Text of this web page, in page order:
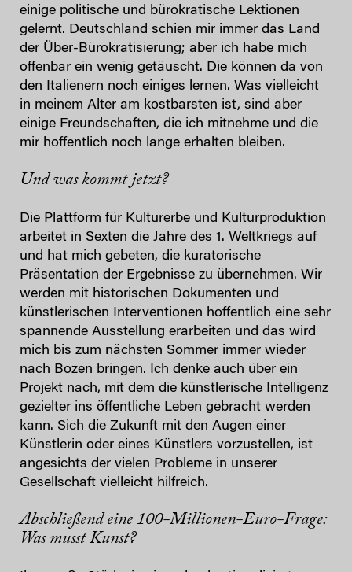
einige politische und bürokratische Lektionen
gelernt. Deutschland schien mir immer das Land
der Über-Bürokratisierung; aber ich habe mich
offenbar ein wenig getäuscht. Die können da von
den Italienern noch einiges lernen. Was vielleicht
in meinem Alter am kostbarsten ist, sind aber
einige Freundschaften, die ich mitnehme und die
mir hoffentlich noch lange erhalten bleiben.
Und was kommt jetzt?
Die Plattform für Kulturerbe und Kulturproduktion
arbeitet in Sexten die Jahre des 1. Weltkriegs auf
und hat mich gebeten, die kuratorische
Präsentation der Ergebnisse zu übernehmen. Wir
werden mit historischen Dokumenten und
künstlerischen Interventionen hoffentlich eine sehr
spannende Ausstellung erarbeiten und das wird
mich bis zum nächsten Sommer immer wieder
nach Bozen bringen. Ich denke auch über ein
Projekt nach, mit dem die künstlerische Intelligenz
gezielter ins öffentliche Leben gebracht werden
kann. Sich die Zukunft mit den Augen einer
Künstlerin oder eines Künstlers vorzustellen, ist
angesichts der vielen Probleme in unserer
Gesellschaft vielleicht hilfreich.
Abschließend eine 100-Millionen-Euro-Frage:
Was musst Kunst?